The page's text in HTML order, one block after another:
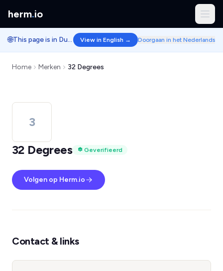
herm.io
🌐 This page is in Dutch. View in English → Doorgaan in het Nederlands
Home Merken 32 Degrees
3
32 Degrees
Geverifieerd
Volgen op Herm.io
Contact & links